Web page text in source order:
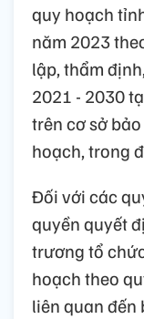
quy hoạch
năm 2023
lập, thẩm
2021 - 2030
trên cơ sở
hoạch, trong
Đối với các
quyền quyết
trương tổ
hoạch theo
liên quan đến